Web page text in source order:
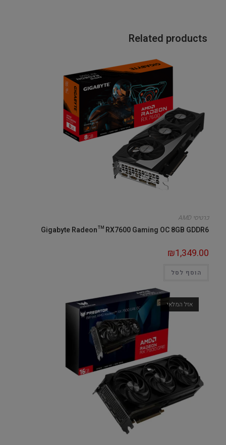
Related products
כרטיסי AMD
Gigabyte Radeon™ RX7600 Gaming OC 8GB GDDR6
₪1,349.00
הוסף לסל
אזל המלאי